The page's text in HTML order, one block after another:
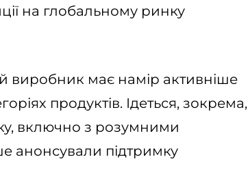
на глобальному ринку
виробник має намір активніше
продуктів. Ідеться, зокрема,
включно з розумними
анонсували підтримку